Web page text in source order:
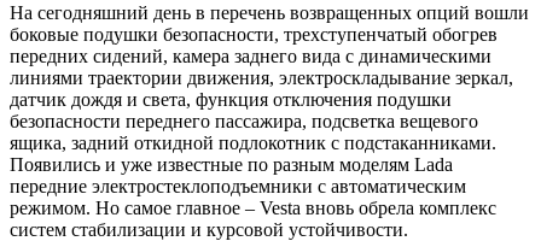
На сегодняшний день в перечень возвращенных опций вошли
боковые подушки безопасности, трехступенчатый обогрев
передних сидений, камера заднего вида с динамическими
линиями траектории движения, электроскладывание зеркал,
датчик дождя и света, функция отключения подушки
безопасности переднего пассажира, подсветка вещевого
ящика, задний откидной подлокотник с подстаканниками.
Появились и уже известные по разным моделям Lada
передние электростеклоподъемники с автоматическим
режимом. Но самое главное – Vesta вновь обрела комплекс
систем стабилизации и курсовой устойчивости.